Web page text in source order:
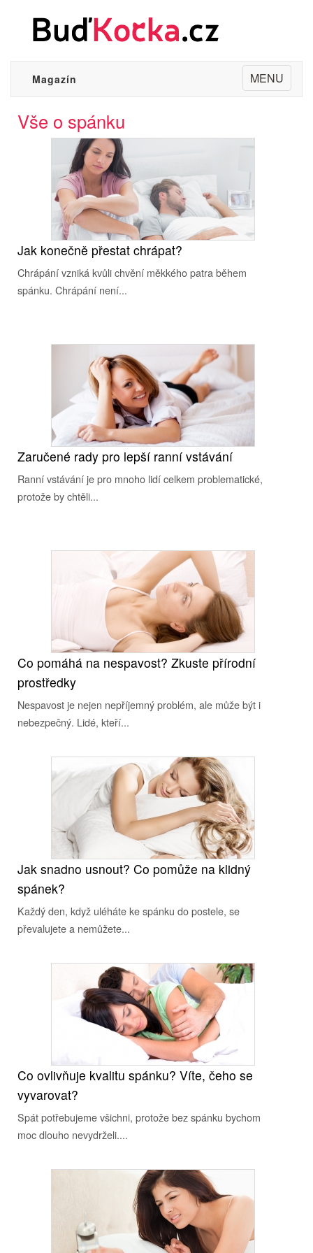
Toggle
navigation
MENU
Magazín
Vše o spánku
Jak konečně přestat chrápat?
Chrápání vzniká kvůli chvění měkkého patra během
spánku. Chrápání není...
Zaručené rady pro lepší ranní vstávání
Ranní vstávání je pro mnoho lidí celkem problematické,
protože by chtěli...
Co pomáhá na nespavost? Zkuste přírodní
prostředky
Nespavost je nejen nepříjemný problém, ale může být i
nebezpečný. Lidé, kteří...
Jak snadno usnout? Co pomůže na klidný
spánek?
Každý den, když uléháte ke spánku do postele, se
převalujete a nemůžete...
Co ovlivňuje kvalitu spánku? Víte, čeho se
vyvarovat?
Spát potřebujeme všichni, protože bez spánku bychom
moc dlouho nevydrželi....